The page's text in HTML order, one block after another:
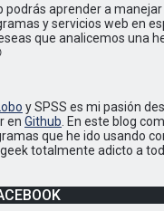
podrás aprender a
y servicios web en
que analicemos una
y SPSS es mi pasión
en Github . En este blog
que he ido usando
geek totalmente adicto a